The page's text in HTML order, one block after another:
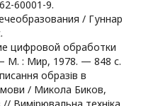
60001-9.
/ Гуннар
цифровой обработки
М. : Мир, 1978. — 848 с.
образів в
мови / Микола Биков,